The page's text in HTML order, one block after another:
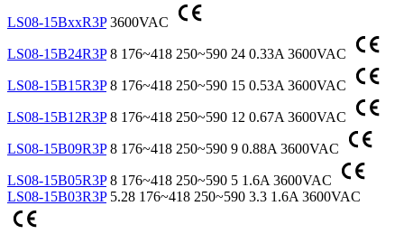
LS08-15BxxR3P 3600VAC
LS08-15B24R3P 8 176~418 250~590 24 0.33A 3600VAC
LS08-15B15R3P 8 176~418 250~590 15 0.53A 3600VAC
LS08-15B12R3P 8 176~418 250~590 12 0.67A 3600VAC
LS08-15B09R3P 8 176~418 250~590 9 0.88A 3600VAC
LS08-15B05R3P 8 176~418 250~590 5 1.6A 3600VAC
LS08-15B03R3P 5.28 176~418 250~590 3.3 1.6A 3600VAC